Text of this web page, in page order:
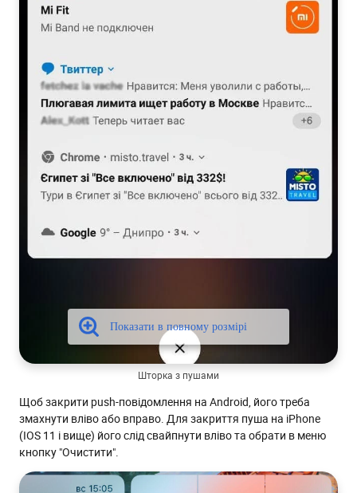
Шторка з пушами
Щоб закрити push-повідомлення на Android, його треба
змахнути вліво або вправо. Для закриття пуша на iPhone
(IOS 11 і вище) його слід свайпнути вліво та обрати в меню
кнопку "Очистити".